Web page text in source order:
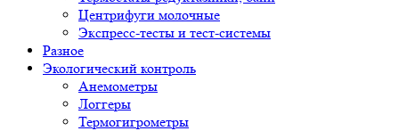
Центрифуги молочные
Экспресс-тесты и тест-системы
Разное
Экологический контроль
Анемометры
Логгеры
Термогигрометры